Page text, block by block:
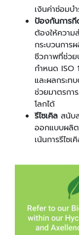
เงินค่าซ่อมบ
ป้องกันการกี
ต้องให้ควา
กระบวนการ
ชีวภาพที่ช่วย
กำหนด ISO
และผลกระ
ช่วยมาตรกา
โลกได้
รีไซเคิล สนับ
ออกแบบผลิต
เน้นการรีไซ